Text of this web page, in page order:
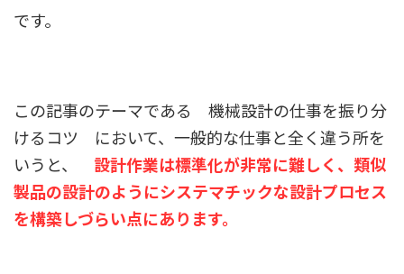
です。
この記事のテーマである 機械設計の仕事を振り分
けるコツ において、一般的な仕事と全く違う所を
いうと、 設計作業は標準化が非常に難しく、類似
製品の設計のようにシステマチックな設計プロセス
を構築しづらい点にあります。